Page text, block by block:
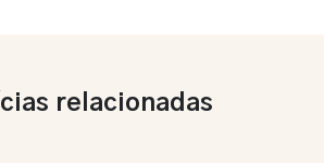
relacionadas